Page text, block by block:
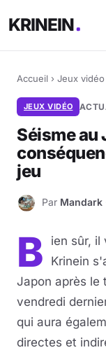
KRINEIN
Accueil › Jeux vidéo
JEUX VIDÉO
Séisme au
jeu
M Par Mandark
B
ien sûr, il
Krinein
Japon après le
vendredi
qui aura
directes et